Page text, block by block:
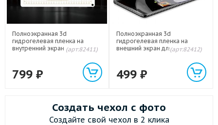
Полноэкранная 3d
гидрогелевая пленка на
внутренний экран для Huawei
(арт:82411)
799 ₽
Полноэкранная 3d
гидрогелевая пленка на
внешний экран для Huawei
(арт:82412)
499 ₽
Создать чехол с фото
Создайте свой чехол в 2 клика